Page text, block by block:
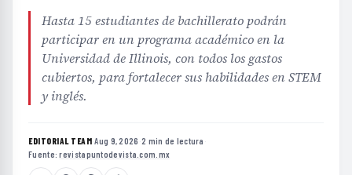
Hasta 15 estudiantes de bachillerato podrán
participar en un programa académico en la
Universidad de Illinois, con todos los gastos
cubiertos, para fortalecer sus habilidades en STEM
y inglés.
EDITORIAL TEAM·Aug 9, 2026 ·2 min de lectura ·
Fuente:revistapuntodevista.com.mx